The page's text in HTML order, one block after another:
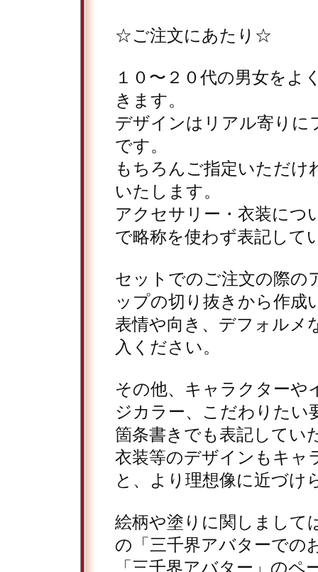
☆ご注文にあたり☆
１０〜２０代の男女をよ
きます。
デザインはリアル寄りに
です。
もちろんご指定いただ
いたします。
アクセサリー・衣装につ
で略称を使わず表記して
セットでのご注文の際の
ップの切り抜きから作成
表情や向き、デフォルメ
入ください。
その他、キャラクターや
ジカラー、こだわりたい
箇条書きでも表記してい
衣装等のデザインもキャ
と、より理想像に近づけ
絵柄や塗りに関しまして
の「三千界アバターでの
「三千界アバター」の